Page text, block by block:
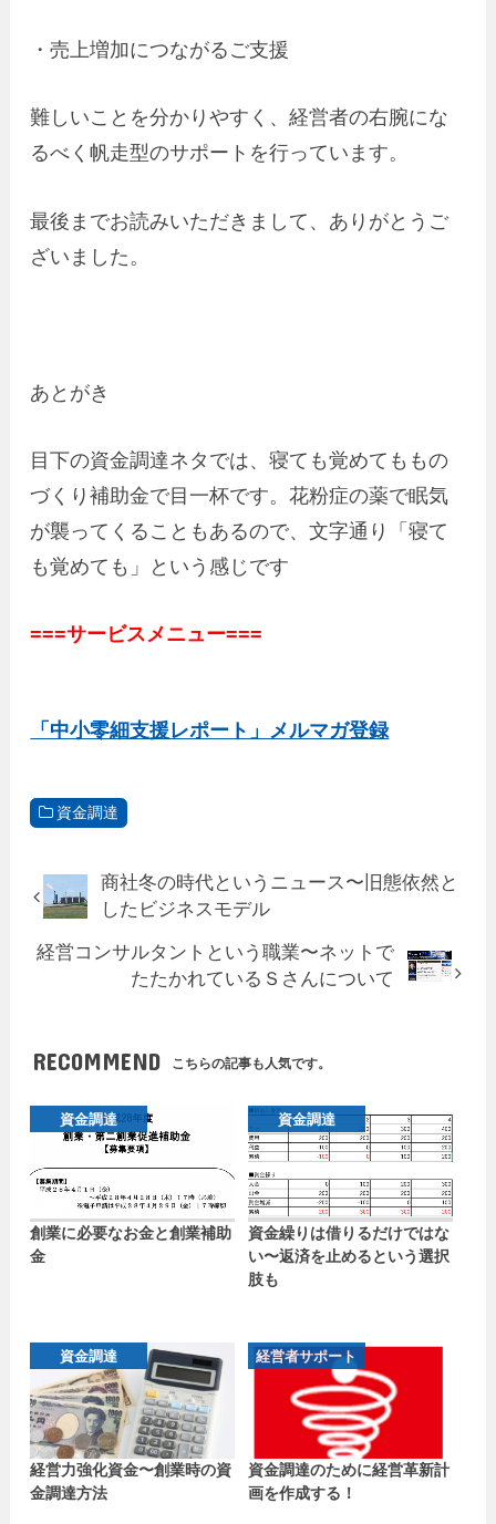
・売上増加につながるご支援
難しいことを分かりやすく、経営者の右腕にな
るべく帆走型のサポートを行っています。
最後までお読みいただきまして、ありがとうご
ざいました。
あとがき
目下の資金調達ネタでは、寝ても覚めてももの
づくり補助金で目一杯です。花粉症の薬で眠気
が襲ってくることもあるので、文字通り「寝て
も覚めても」という感じです
===サービスメニュー===
「中小零細支援レポート」メルマガ登録
資金調達
商社冬の時代というニュース〜旧態依然と
したビジネスモデル
経営コンサルタントという職業〜ネットで
たたかれているＳさんについて
RECOMMEND こちらの記事も人気です。
資金調達
創業に必要なお金と創業補助
金
資金調達
資金繰りは借りるだけではな
い〜返済を止めるという選択
肢も
資金調達
経営力強化資金〜創業時の資
金調達方法
経営者サポート
資金調達のために経営革新計
画を作成する！